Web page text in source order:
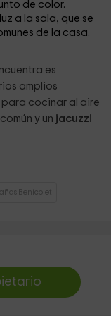
de color.
a la sala, que se
de la casa.
es
amplios
cocinar al aire
común y un jacuzzi
Benicolet